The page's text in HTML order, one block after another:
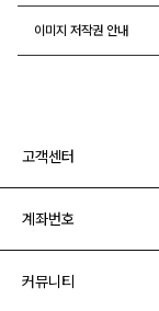
이미지 저작권 안내
고객센터
계좌번호
커뮤니티